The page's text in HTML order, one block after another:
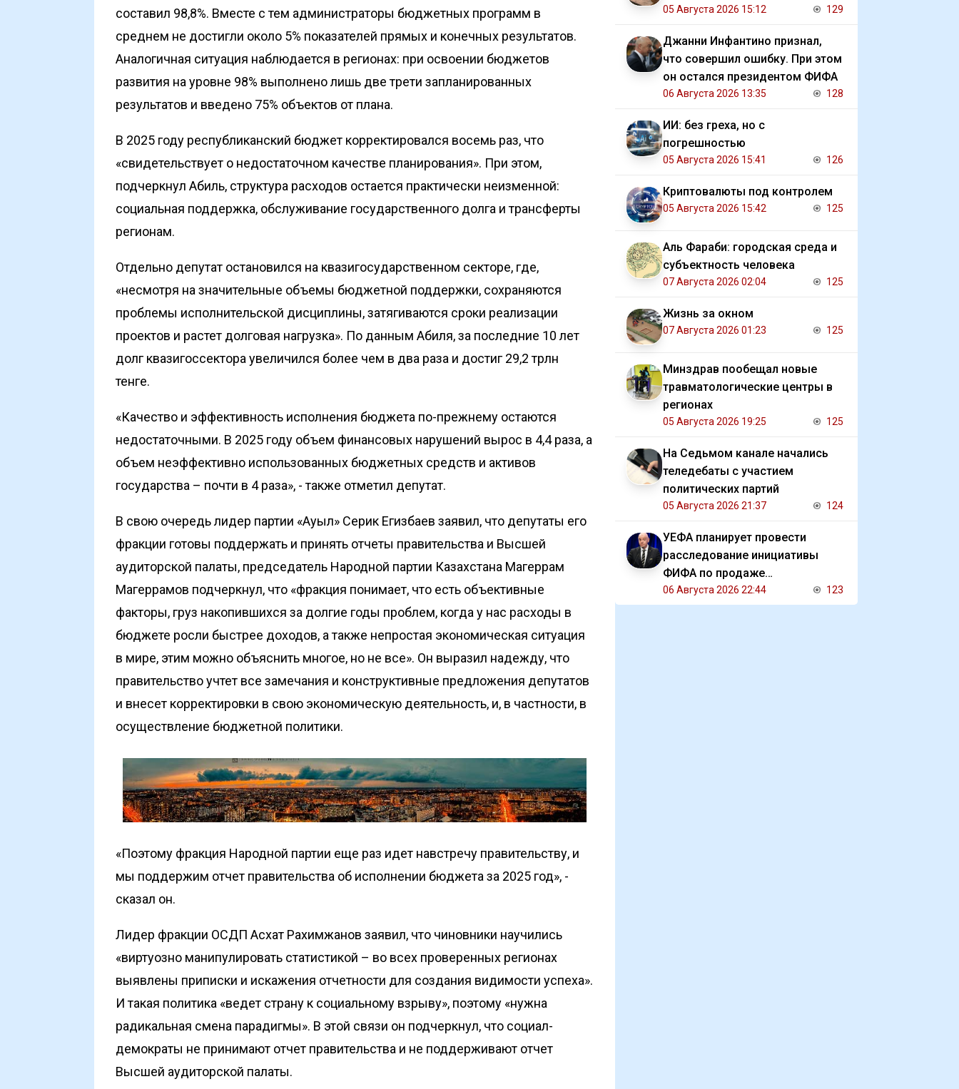
составил 98,8%. Вместе с тем администраторы бюджетных программ в
среднем не достигли около 5% показателей прямых и конечных результатов.
Аналогичная ситуация наблюдается в регионах: при освоении бюджетов
развития на уровне 98% выполнено лишь две трети запланированных
результатов и введено 75% объектов от плана.
В 2025 году республиканский бюджет корректировался восемь раз, что
«свидетельствует о недостаточном качестве планирования». При этом,
подчеркнул Абиль, структура расходов остается практически неизменной:
социальная поддержка, обслуживание государственного долга и трансферты
регионам.
Отдельно депутат остановился на квазигосударственном секторе, где,
«несмотря на значительные объемы бюджетной поддержки, сохраняются
проблемы исполнительской дисциплины, затягиваются сроки реализации
проектов и растет долговая нагрузка». По данным Абиля, за последние 10 лет
долг квазигоссектора увеличился более чем в два раза и достиг 29,2 трлн
тенге.
«Качество и эффективность исполнения бюджета по-прежнему остаются
недостаточными. В 2025 году объем финансовых нарушений вырос в 4,4 раза, а
объем неэффективно использованных бюджетных средств и активов
государства – почти в 4 раза», - также отметил депутат.
В свою очередь лидер партии «Ауыл» Серик Егизбаев заявил, что депутаты его
фракции готовы поддержать и принять отчеты правительства и Высшей
аудиторской палаты, председатель Народной партии Казахстана Магеррам
Магеррамов подчеркнул, что «фракция понимает, что есть объективные
факторы, груз накопившихся за долгие годы проблем, когда у нас расходы в
бюджете росли быстрее доходов, а также непростая экономическая ситуация
в мире, этим можно объяснить многое, но не все». Он выразил надежду, что
правительство учтет все замечания и конструктивные предложения депутатов
и внесет корректировки в свою экономическую деятельность, и, в частности, в
осуществление бюджетной политики.
«Поэтому фракция Народной партии еще раз идет навстречу правительству, и
мы поддержим отчет правительства об исполнении бюджета за 2025 год», -
сказал он.
Лидер фракции ОСДП Асхат Рахимжанов заявил, что чиновники научились
«виртуозно манипулировать статистикой – во всех проверенных регионах
выявлены приписки и искажения отчетности для создания видимости успеха».
И такая политика «ведет страну к социальному взрыву», поэтому «нужна
радикальная смена парадигмы». В этой связи он подчеркнул, что социал-
демократы не принимают отчет правительства и не поддерживают отчет
Высшей аудиторской палаты.
05 Августа 2026 15:12 129
Джанни Инфантино признал,
что совершил ошибку. При этом
он остался президентом ФИФА
06 Августа 2026 13:35 128
ИИ: без греха, но с
погрешностью
05 Августа 2026 15:41 126
Криптовалюты под контролем
05 Августа 2026 15:42 125
Аль Фараби: городская среда и
субъектность человека
07 Августа 2026 02:04 125
Жизнь за окном
07 Августа 2026 01:23 125
Минздрав пообещал новые
травматологические центры в
регионах
05 Августа 2026 19:25 125
На Седьмом канале начались
теледебаты с участием
политических партий
05 Августа 2026 21:37 124
УЕФА планирует провести
расследование инициативы
ФИФА по продаже
коммерческих прав на ЧМ
06 Августа 2026 22:44 123